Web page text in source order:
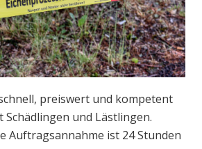
preiswert und kompetent
Schädlingen und Lästlingen.